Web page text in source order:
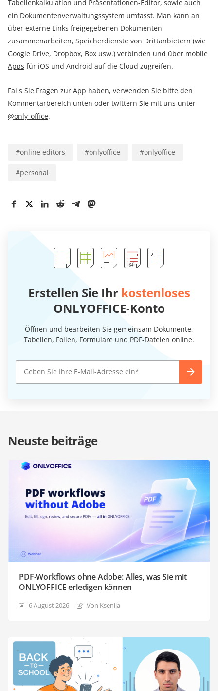
Tabellenkalkulation und Präsentationen-Editor, sowie auch
ein Dokumentenverwaltungssystem umfasst. Man kann an
über externe Links freigegebenen Dokumenten
zusammenarbeiten, Speicherdienste von Drittanbietern (wie
Google Drive, Dropbox, Box usw.) verbinden und über mobile
Apps für iOS und Android auf die Cloud zugreifen.
Falls Sie Fragen zur App haben, verwenden Sie bitte den
Kommentarbereich unten oder twittern Sie mit uns unter
@only_office.
#online editors #onlyoffice #onlyoffice
#personal
Erstellen Sie Ihr kostenloses
ONLYOFFICE-Konto
Öffnen und bearbeiten Sie gemeinsam Dokumente,
Tabellen, Folien, Formulare und PDF-Dateien online.
Neuste beiträge
PDF-Workflows ohne Adobe: Alles, was Sie mit
ONLYOFFICE erledigen können
6 August 2026 Von Ksenija